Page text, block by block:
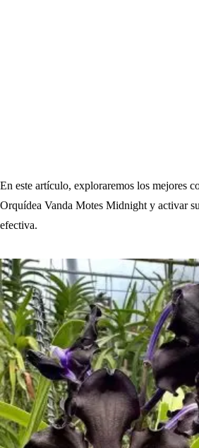
En este artículo, exploraremos los mejores
Orquídea Vanda Motes Midnight y activar
efectiva.